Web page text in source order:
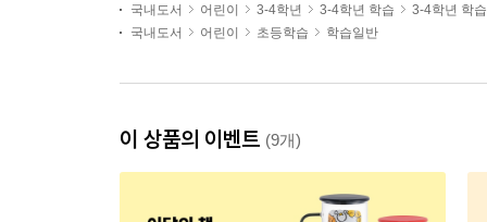
국내도서 어린이 3-4학년 3-4학년 학습
3-4학년 학
국내도서
어린이 초등학습 학습일반
이 상품의 이벤트 (9개)